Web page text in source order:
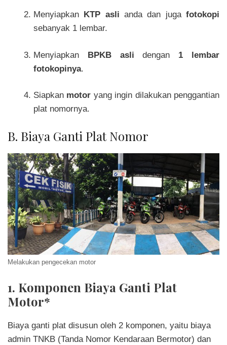
Menyiapkan KTP asli anda dan jugafotokopi
sebanyak 1 lembar.
Menyiapkan BPKB asli dengan 1 lembar
fotokopinya.
Siapkan motor yang ingin dilakukan penggantian
plat nomornya.
B. Biaya Ganti Plat Nomor
Melakukan pengecekan motor
1. Komponen Biaya Ganti Plat
Motor*
Biaya ganti plat disusun oleh 2 komponen, yaitu biaya
admin TNKB (Tanda Nomor Kendaraan Bermotor) dan